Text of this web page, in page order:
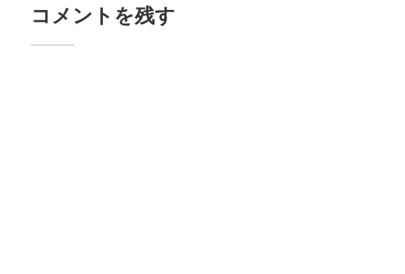
コメントを残す